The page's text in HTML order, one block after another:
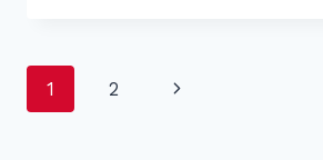
Navegación
1 2
Siguiente